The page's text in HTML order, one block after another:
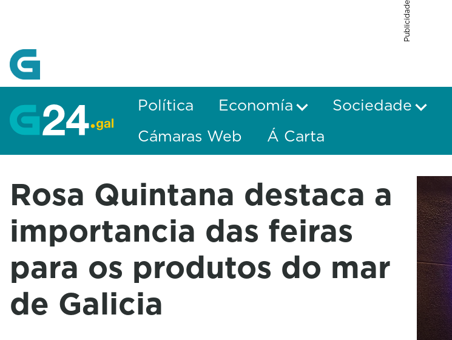
Publicidade
Política Economía Sociedade
Cámaras Web
Á Carta
Rosa Quintana destaca a
importancia das feiras
para os produtos do mar
de Galicia